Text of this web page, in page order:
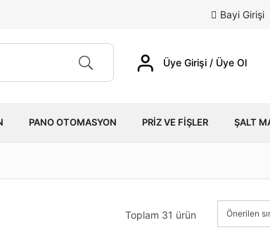
Bayi Girişi
Üye Girişi / Üye Ol
PANO OTOMASYON PRIZ VE FIŞLER ŞALT
Toplam 31 ürün